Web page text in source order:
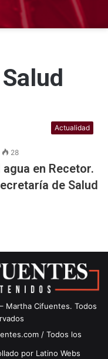
Actualidad
28
en Recetor.
de Salud
Martha Cifuentes. Todos
/ Todos los
por Latino Webs